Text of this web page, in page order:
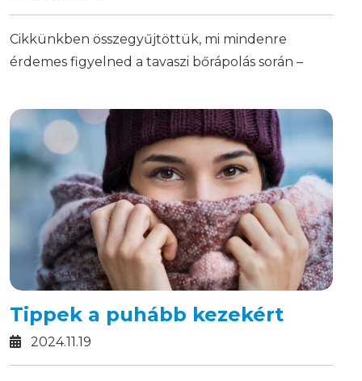
Cikkünkben összegyűjtöttük, mi mindenre
érdemes figyelned a tavaszi bőrápolás során –
Tippek a puhább kezekért
2024.11.19